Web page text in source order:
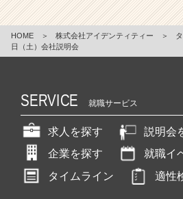
HOME ＞ 株式会社アイデンティティー ＞
日（土）会社説明会
SERVICE 就職サービス
求人を探す
説明会
企業を探す
就職イ
タイムライン
適性